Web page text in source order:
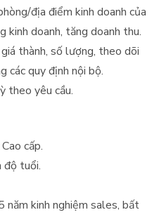
địa điểm kinh doanh của
kinh doanh, tăng doanh thu.
thành, số lượng, theo dõi
các quy định nội bộ.
theo yêu cầu.
cấp.
độ tuổi.
năm kinh nghiệm sales, bất